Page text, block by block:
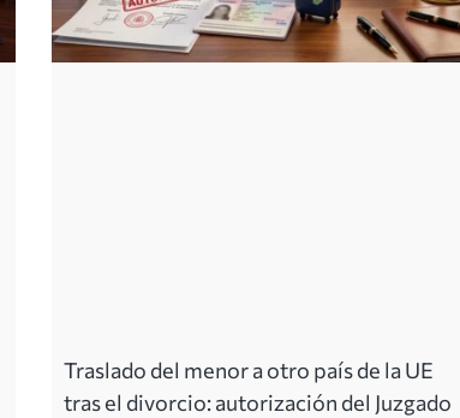
Traslado del menor a otro país de la UE
tras el divorcio: autorización del Juzgado